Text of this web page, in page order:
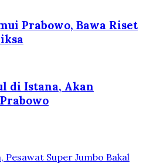
Prabowo, Bawa Riset
di Istana, Akan
Pesawat Super Jumbo Bakal